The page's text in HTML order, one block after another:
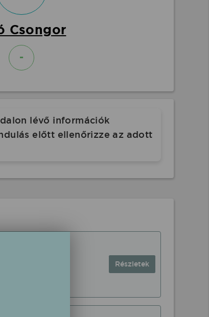
Csongor
-
lévő információk
előtt ellenőrizze az adott
Részletek